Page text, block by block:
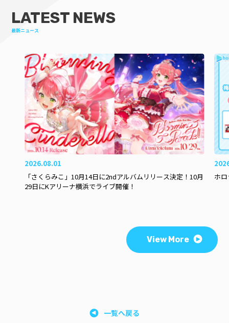
LATEST NEWS
最新ニュース
2026.08.01
「さくらみこ」10月14日に2ndアルバムリリース決定！10月
29日にKアリーナ横浜でライブ開催！
ホ
View More
一覧へ戻る